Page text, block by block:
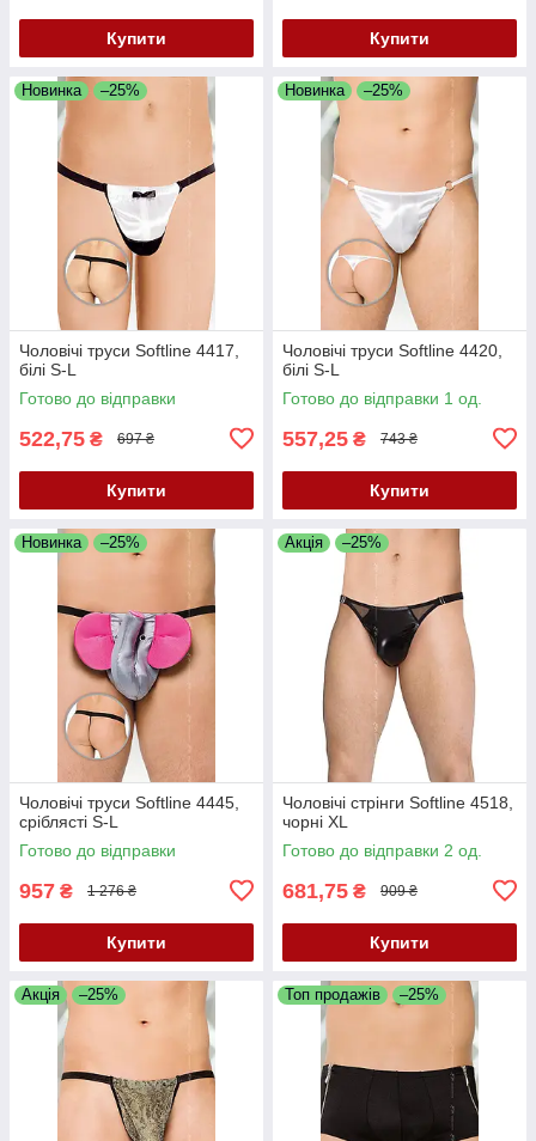
Купити Купити
Новинка –25%
Чоловічі труси Softline 4417,
білі S-L
Готово до відправки
522,75 ₴ 697 ₴
Купити
Новинка –25%
Чоловічі труси Softline 4420,
білі S-L
Готово до відправки 1 од.
557,25 ₴ 743 ₴
Купити
Новинка –25%
Чоловічі труси Softline 4445,
сріблясті S-L
Готово до відправки
957 ₴ 1 276 ₴
Купити
Акція –25%
Чоловічі стрінги Softline 4518,
чорні XL
Готово до відправки 2 од.
681,75 ₴ 909 ₴
Купити
Акція –25% Топ продажів –25%